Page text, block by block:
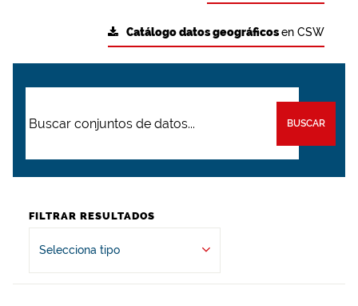
Catálogo datos geográficosen CSW
BUSCAR
FILTRAR RESULTADOS
Selecciona tipo